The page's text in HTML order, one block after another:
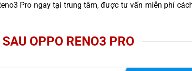
Pro ngay tại trung tâm, được tư vấn miễn phí
OPPO RENO3 PRO